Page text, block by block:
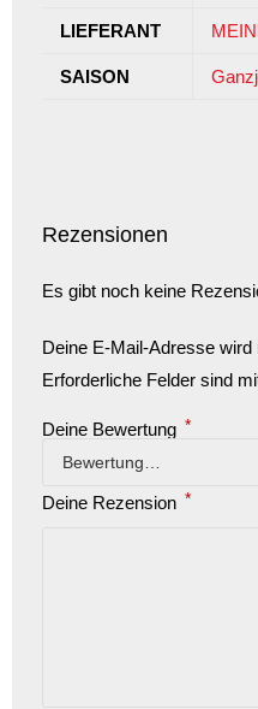
LIEFERANT
SAISON
Rezensionen
Es gibt noch keine
Deine E-Mail-Adresse wird
Erforderliche Felder sind
Deine Bewertung *
Deine Rezension *